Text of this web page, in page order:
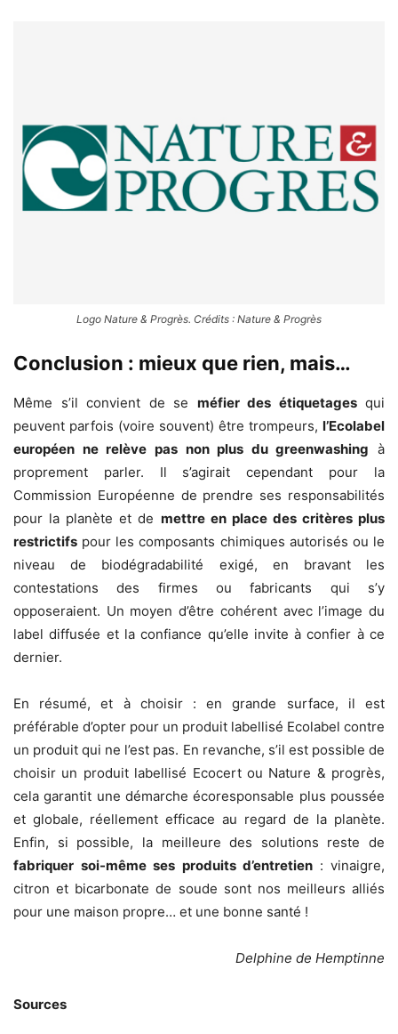
Logo Nature & Progrès. Crédits : Nature & Progrès
Conclusion : mieux que rien, mais…
Même s’il convient de se méfier des étiquetagesqui
peuvent parfois (voire souvent) être trompeurs, l’Ecolabel
européen ne relève pas non plus du greenwashing à
proprement parler. Il s’agirait cependant pour la
Commission Européenne de prendre ses responsabilités
pour la planète et de mettre en place des critères plus
restrictifs pour les composants chimiques autorisés ou le
niveau de biodégradabilité exigé, en bravant les
contestations des firmes ou fabricants qui s’y
opposeraient. Un moyen d’être cohérent avec l’image du
label diffusée et la confiance qu’elle invite à confier à ce
dernier.
En résumé, et à choisir : en grande surface, il est
préférable d’opter pour un produit labellisé Ecolabel contre
un produit qui ne l’est pas. En revanche, s’il est possible de
choisir un produit labellisé Ecocert ou Nature & progrès,
cela garantit une démarche écoresponsable plus poussée
et globale, réellement efficace au regard de la planète.
Enfin, si possible, la meilleure des solutions reste de
fabriquer soi-même ses produits d’entretien : vinaigre,
citron et bicarbonate de soude sont nos meilleurs alliés
pour une maison propre… et une bonne santé !
Delphine de Hemptinne
Sources